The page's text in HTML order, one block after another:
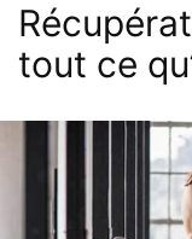
tout ce